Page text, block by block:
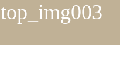
top_img003